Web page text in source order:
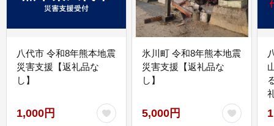
八代市 令和8年熊本地震
災害支援【返礼品な
し】
1,000円
氷川町 令和8年熊本地震
災害支援【返礼品な
し】
5,000円